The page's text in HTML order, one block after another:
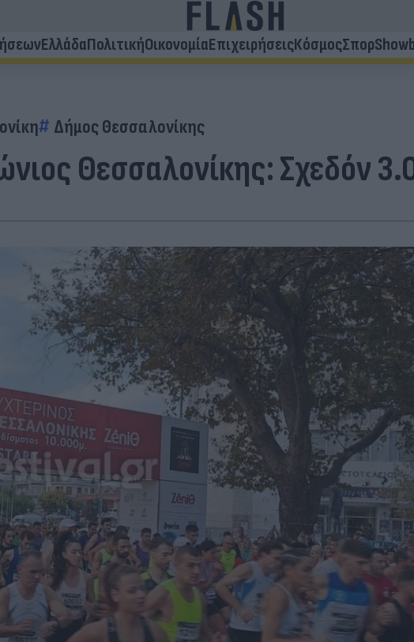
ΕλλάδαΠολιτικήΟικονομίαΕπιχειρήσειςΚόσμοςΣπορ
Δήμος Θεσσαλονίκης
Θεσσαλονίκης: Σχεδόν